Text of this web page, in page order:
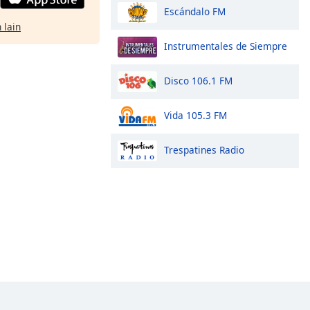
lain
Escándalo FM
Instrumentales de Siempre
Disco 106.1 FM
Vida 105.3 FM
Trespatines Radio